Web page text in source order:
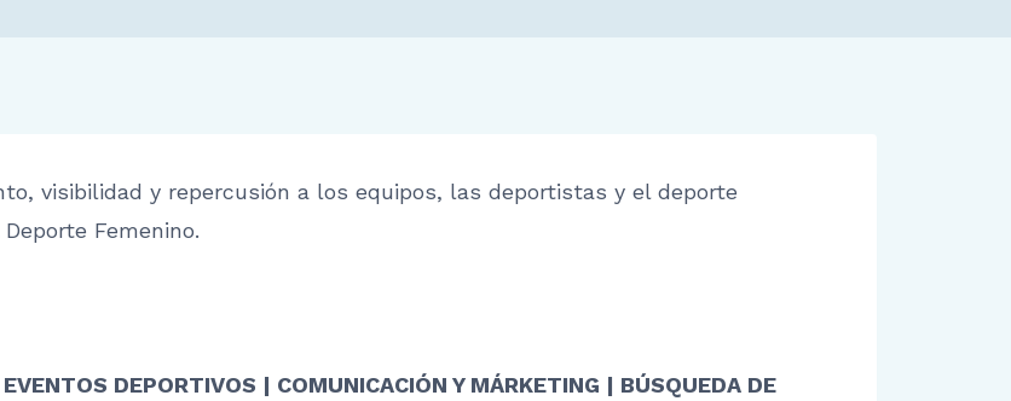
visibilidad y repercusión a los equipos, las deportistas y el deporte
Femenino.
DEPORTIVOS | COMUNICACIÓN Y MÁRKETING | BÚSQUEDA DE